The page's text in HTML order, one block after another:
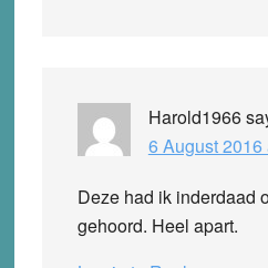
Harold1966
6 August 2016
Deze had ik inderdaad
gehoord. Heel apart.